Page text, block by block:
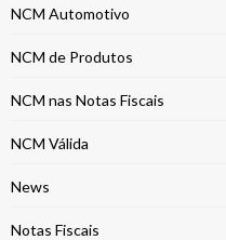
NCM Automotivo
NCM de Produtos
NCM nas Notas Fiscais
NCM Válida
News
Notas Fiscais